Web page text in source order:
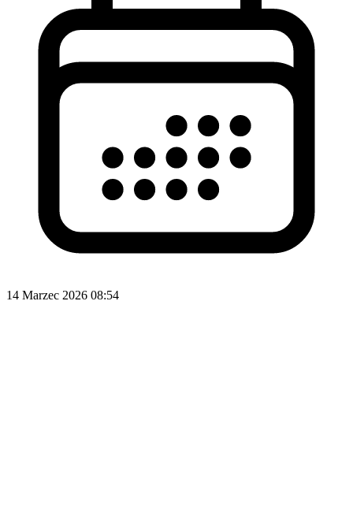
14 Marzec 2026 08:54